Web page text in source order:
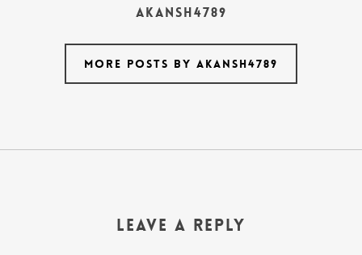
akansh4789
More posts by akansh4789
Leave a Reply